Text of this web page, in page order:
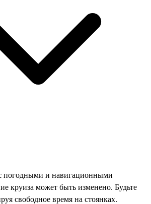
погодными и навигационными
круиза может быть изменено. Будьте
свободное время на стоянках.